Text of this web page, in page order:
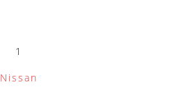
1
Nissan